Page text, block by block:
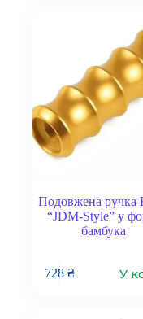
Подовжена
“JDM-Style” у
бамбука
728₴ У